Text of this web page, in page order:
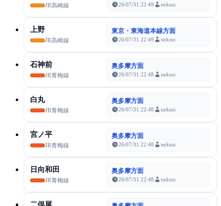
JR高崎線 26/07/31 22:49 tsrknic
上野
JR高崎線
東京・東海道本線方面
26/07/31 22:49 tsrknic
石神前
JR青梅線
奥多摩方面
26/07/31 22:48 tsrknic
白丸
JR青梅線
奥多摩方面
26/07/31 22:48 tsrknic
宮ノ平
JR青梅線
奥多摩方面
26/07/31 22:48 tsrknic
日向和田
JR青梅線
奥多摩方面
26/07/31 22:48 tsrknic